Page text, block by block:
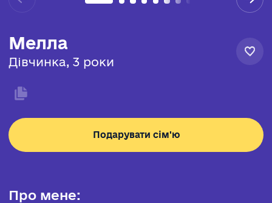
Мелла
Дівчинка, 3 роки
Подарувати сім'ю
Про мене: